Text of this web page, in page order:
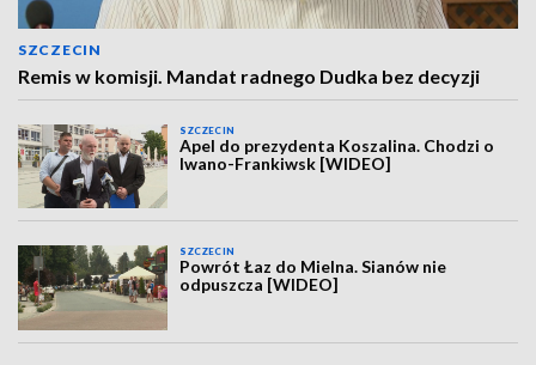
SZCZECIN
Remis w komisji. Mandat radnego Dudka bez decyzji
SZCZECIN
Apel do prezydenta Koszalina. Chodzi o
Iwano-Frankiwsk [WIDEO]
SZCZECIN
Powrót Łaz do Mielna. Sianów nie
odpuszcza [WIDEO]